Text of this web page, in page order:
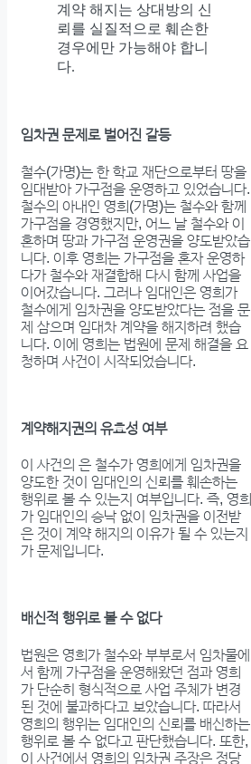
계약 해지는 상대방의 신
뢰를 실질적으로 훼손한
경우에만 가능해야 합니
다.
임차권 문제로 벌어진 갈등
철수(가명)는 한 학교 재단으로부터 땅을
임대받아 가구점을 운영하고 있었습니다.
철수의 아내인 영희(가명)는 철수와 함께
가구점을 경영했지만, 어느 날 철수와 이
혼하며 땅과 가구점 운영권을 양도받았습
니다. 이후 영희는 가구점을 혼자 운영하
다가 철수와 재결합해 다시 함께 사업을
이어갔습니다. 그러나 임대인은 영희가
철수에게 임차권을 양도받았다는 점을 문
제 삼으며 임대차 계약을 해지하려 했습
니다. 이에 영희는 법원에 문제 해결을 요
청하며 사건이 시작되었습니다.
계약해지권의 유효성 여부
이 사건의 은 철수가 영희에게 임차권을
양도한 것이 임대인의 신뢰를 훼손하는
행위로 볼 수 있는지 여부입니다. 즉, 영희
가 임대인의 승낙 없이 임차권을 이전받
은 것이 계약 해지의 이유가 될 수 있는지
가 문제입니다.
배신적 행위로 볼 수 없다
법원은 영희가 철수와 부부로서 임차물에
서 함께 가구점을 운영해왔던 점과 영희
가 단순히 형식적으로 사업 주체가 변경
된 것에 불과하다고 보았습니다. 따라서
영희의 행위는 임대인의 신뢰를 배신하는
행위로 볼 수 없다고 판단했습니다. 또한,
이 사건에서 영희의 임차권 주장은 정당